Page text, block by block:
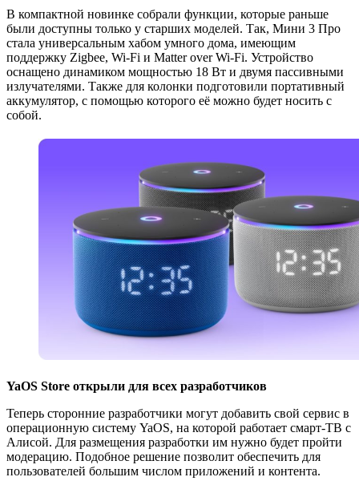
В компактной новинке собрали функции, которые раньше
были доступны только у старших моделей. Так, Мини 3 Про
стала универсальным хабом умного дома, имеющим
поддержку Zigbee, Wi‑Fi и Matter over Wi‑Fi. Устройство
оснащено динамиком мощностью 18 Вт и двумя пассивными
излучателями. Также для колонки подготовили портативный
аккумулятор, с помощью которого её можно будет носить с
собой.
YaOS Store открыли для всех разработчиков
Теперь сторонние разработчики могут добавить свой сервис в
операционную систему YaOS, на которой работает смарт-ТВ с
Алисой. Для размещения разработки им нужно будет пройти
модерацию. Подобное решение позволит обеспечить для
пользователей большим числом приложений и контента.